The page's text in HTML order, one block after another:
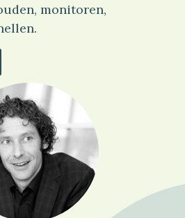
monitoren,